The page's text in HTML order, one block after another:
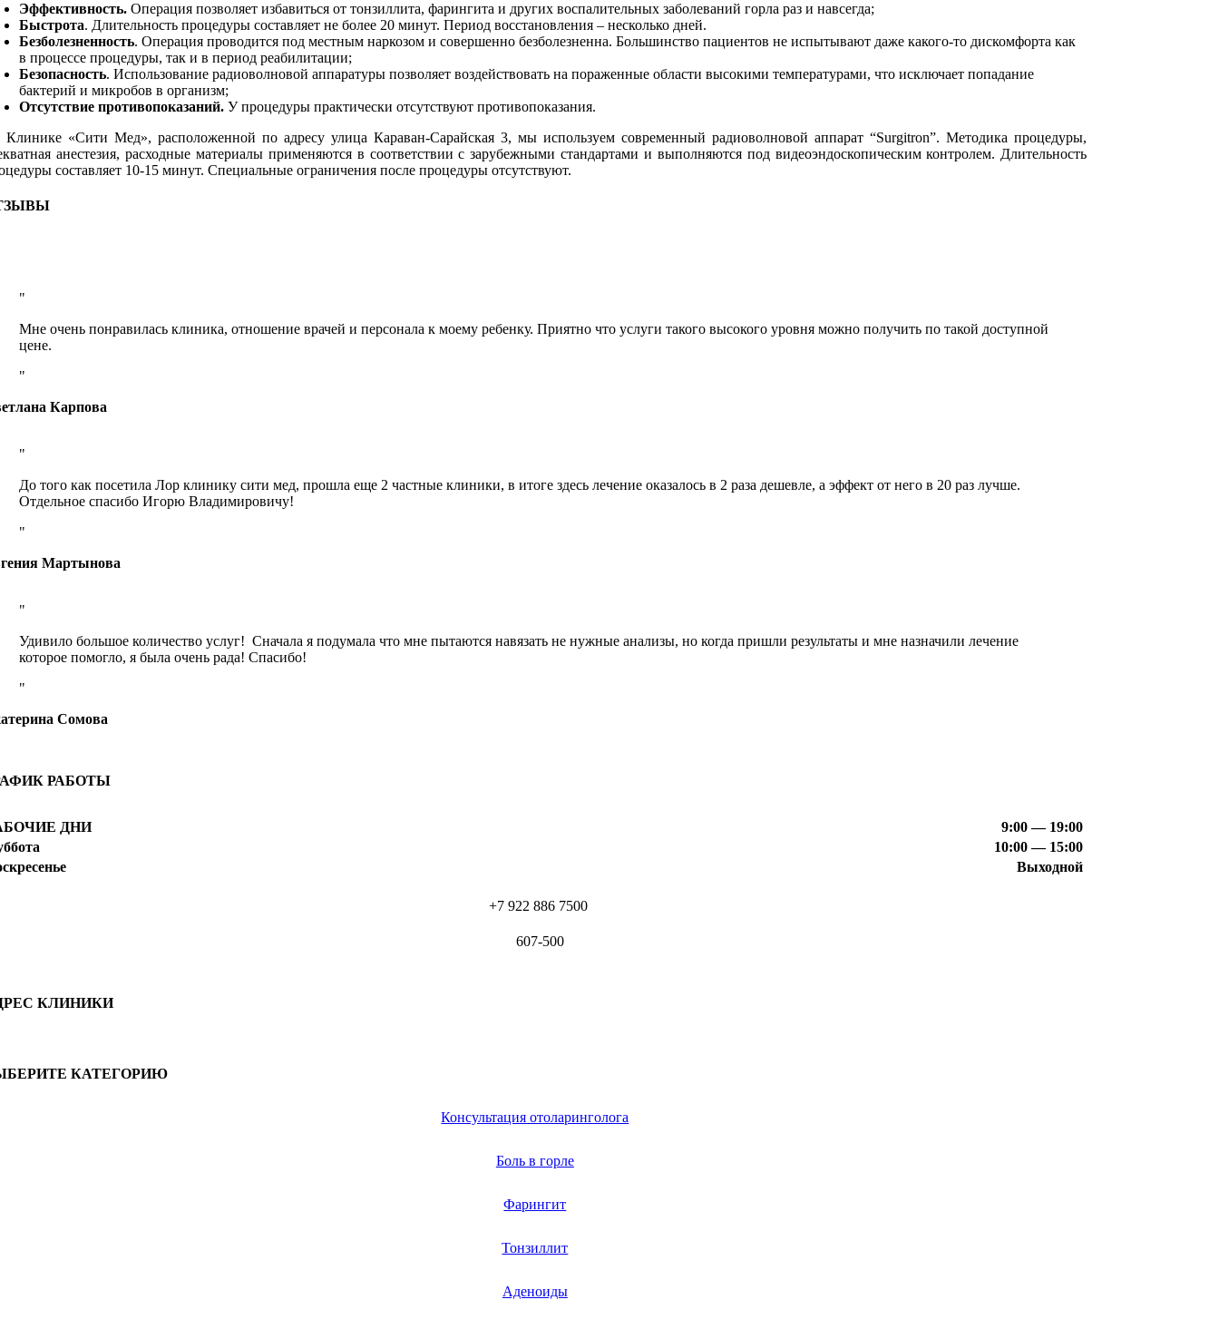
Эффективность. Операция позволяет избавиться от тонзиллита, фарингита и других воспалительных заболеваний горла раз и навсегда;
Быстрота. Длительность процедуры составляет не более 20 минут. Период восстановления – несколько дней.
Безболезненность. Операция проводится под местным наркозом и совершенно безболезненна. Большинство пациентов не испытывают даже какого-то дискомфорта как
в процессе процедуры, так и в период реабилитации;
Безопасность. Использование радиоволновой аппаратуры позволяет воздействовать на пораженные области высокими температурами, что исключает попадание
бактерий и микробов в организм;
Отсутствие противопоказаний. У процедуры практически отсутствуют противопоказания.
«Сити Мед», расположенной по адресу улица Караван-Сарайская 3, мы используем современный радиоволновой аппарат “Surgitron”. Методика процедуры,
анестезия, расходные материалы применяются в соответствии с зарубежными стандартами и выполняются под видеоэндоскопическим контролем. Длительность
составляет 10-15 минут. Специальные ограничения после процедуры отсутствуют.
Мне очень понравилась клиника, отношение врачей и персонала к моему ребенку. Приятно что услуги такого высокого уровня можно получить по такой доступной
цене.
Карпова
До того как посетила Лор клинику сити мед, прошла еще 2 частные клиники, в итоге здесь лечение оказалось в 2 раза дешевле, а эффект от него в 20 раз лучше.
Отдельное спасибо Игорю Владимировичу!
Мартынова
Удивило большое количество услуг! Сначала я подумала что мне пытаются навязать не нужные анализы, но когда пришли результаты и мне назначили лечение
которое помогло, я была очень рада! Спасибо!
Сомова
РАБОТЫ
ДНИ
9:00 — 19:00
10:00 — 15:00
Выходной
+7 922 886 7500
607-500
КЛИНИКИ
КАТЕГОРИЮ
Консультация отоларинголога
Боль в горле
Фарингит
Тонзиллит
Аденоиды